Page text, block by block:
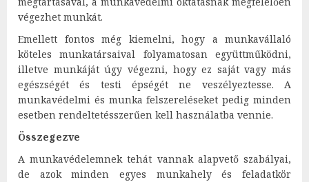
végezhet munkát.
Emellett fontos még kiemelni, hogy a munkavállaló
köteles munkatársaival folyamatosan együttműködni,
illetve munkáját úgy végezni, hogy ez saját vagy más
egészségét és testi épségét ne veszélyeztesse. A
munkavédelmi és munka felszereléseket pedig minden
esetben rendeltetésszerűen kell használatba vennie.
Összegezve
A munkavédelemnek tehát vannak alapvető szabályai,
de azok minden egyes munkahely és feladatkör